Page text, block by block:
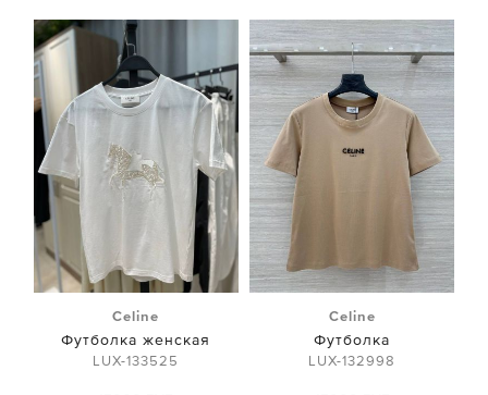
Celine
Футболка женская
LUX-133525
Celine
Футболка
LUX-132998